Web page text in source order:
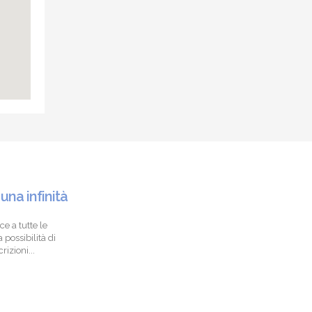
infinità
a tutte le
possibilità di